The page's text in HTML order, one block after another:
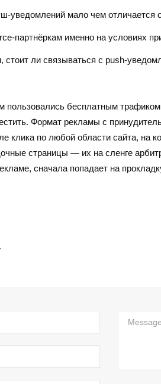
уведомлений мало чем отличается
партнёркам именно на условиях
ли связываться с push-
пользовались бесплатным
Формат рекламы с
клика по любой области сайта, на
страницы — их на сленге
сначала попадает на